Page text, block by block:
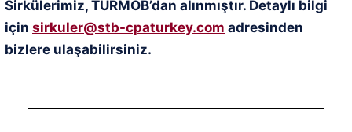
Sirkülerimiz, TÜRMOB’dan alınmıştır. Detaylı bilgi
için sirkuler@stb-cpaturkey.com adresinden
bizlere ulaşabilirsiniz.